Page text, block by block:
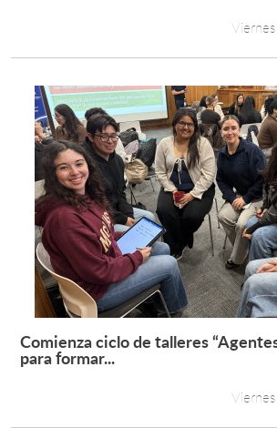
Comienza ciclo de talleres
para formar...